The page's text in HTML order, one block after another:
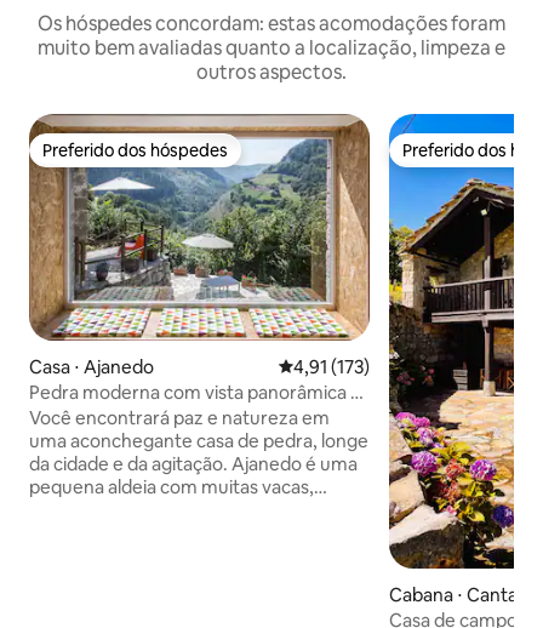
Os hóspedes concordam: estas acomodações foram
muito bem avaliadas quanto a localização, limpeza e
outros aspectos.
Preferido dos hóspedes
Preferido dos hóspedes
Casa ⋅ Ajanedo 4,91 de uma avaliação média de
4,91 (173)
Pedra moderna com vista panorâmica e
Wi-Fi
Você encontrará paz e natureza em
uma aconchegante casa de pedra, longe
da cidade e da agitação. Ajanedo é uma
pequena aldeia com muitas vacas,
Preferido dos
Preferido dos
Cabana ⋅
Casa de campo